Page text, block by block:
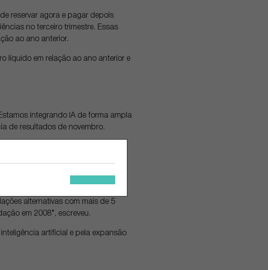
reservar agora e pagar depois
no terceiro trimestre. Essas
ao ano anterior.
líquido em relação ao ano anterior e
integrando IA de forma ampla
de resultados de novembro.
dos clientes adaptadas à sua
Ele também permite que os
pelo chat.
a Airbnb. Sua posição “vai se
alternativas com mais de 5
em 2008”, escreveu.
artificial e pela expansão